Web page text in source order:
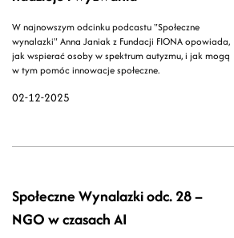
02-12-2025
W najnowszym odcinku podcastu "Społeczne
wynalazki" Anna Janiak z Fundacji FIONA opowiada,
jak wspierać osoby w spektrum autyzmu, i jak mogą
w tym pomóc innowacje społeczne.
Społeczne Wynalazki odc. 28 –
NGO w czasach AI